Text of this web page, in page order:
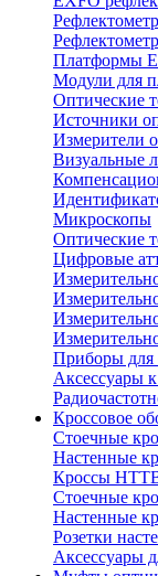
Платформы
Модули для
Оптические
Источники
Измерители
Визуальные
Микроскопы
Оптические
Цифровые
Приборы для
Аксессуары
Кроссовое
Стоечные
Настенные
Кроссы
Стоечные
Настенные
Розетки
Аксессуары